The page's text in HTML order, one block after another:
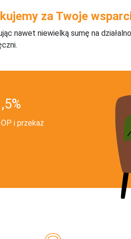
za Twoje
nawet niewielką sumę na
i przekaż